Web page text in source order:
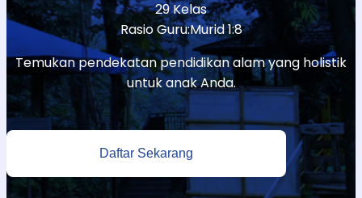
29 Kelas
Rasio Guru:Murid 1:8
Temukan pendekatan pendidikan alam yang holistik
untuk anak Anda.
Daftar Sekarang